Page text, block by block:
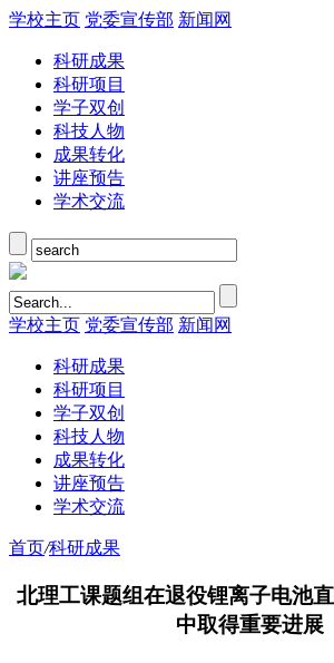
学校主页 党委宣传部 新闻网
科研成果
科研项目
学子双创
科技人物
成果转化
讲座预告
学术交流
学校主页 党委宣传部 新闻网
科研成果
科研项目
学子双创
科技人物
成果转化
讲座预告
学术交流
首页/科研成果
北理工课题组在退役锂离子电池
中取得重要进展